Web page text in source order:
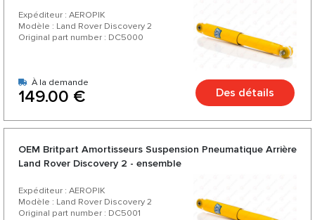
Expéditeur : AEROPIK
Modèle : Land Rover Discovery 2
Original part number : DC5000
À la demande
149.00 € Des détails
OEM Britpart Amortisseurs Suspension Pneumatique Arrière
Land Rover Discovery 2 - ensemble
Expéditeur : AEROPIK
Modèle : Land Rover Discovery 2
Original part number : DC5001